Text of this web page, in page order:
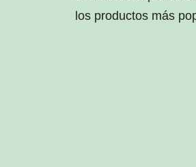
los productos más